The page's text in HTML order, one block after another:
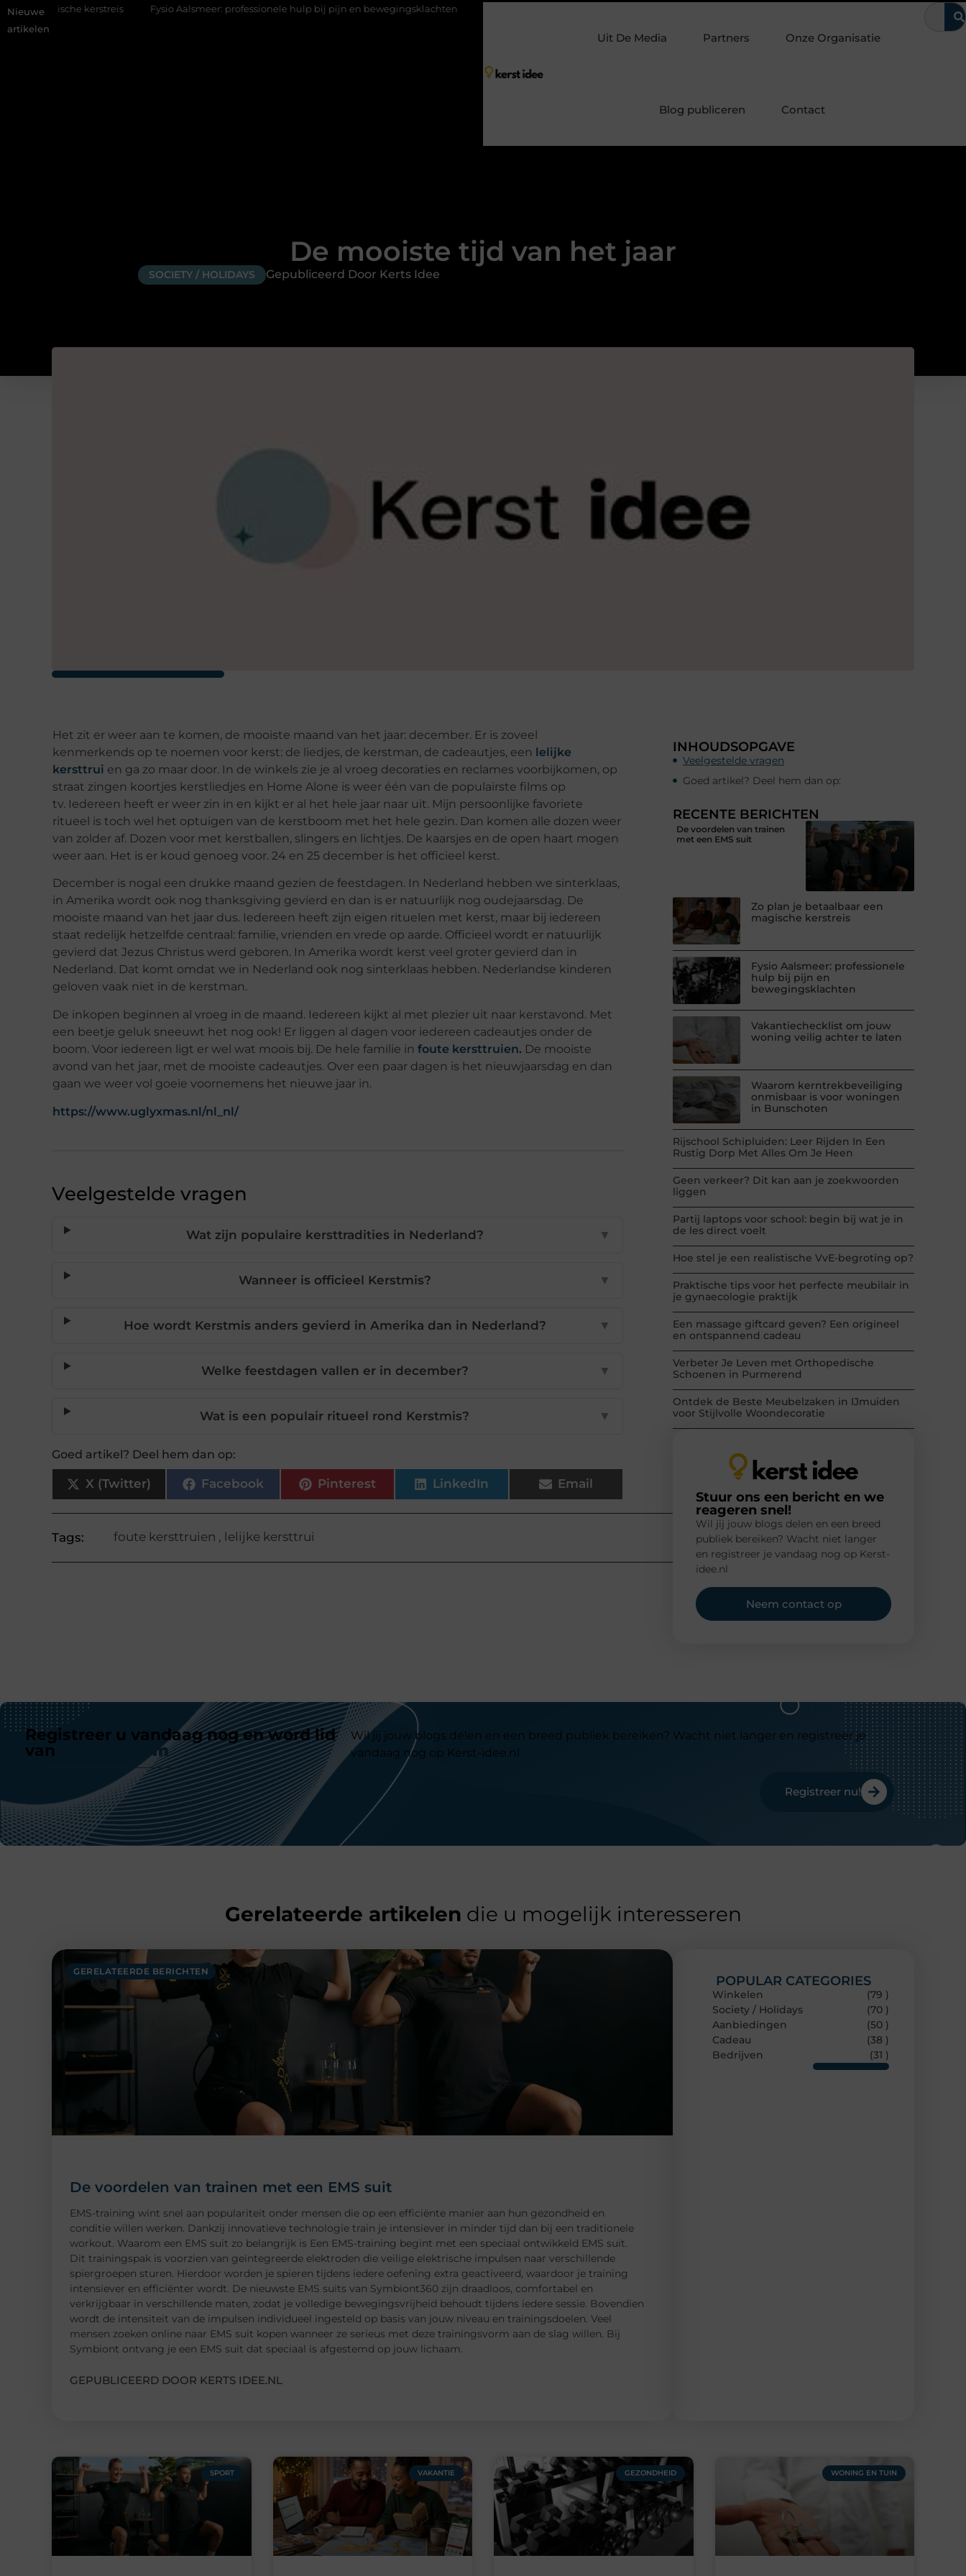
Nieuwe
artikelen
kerstreis Fysio Aalsmeer: professionele hulp bij pijn en bewegingsklachten Vakantiechecklist om jouw woning veilig achter te laten Waarom kerntrekbeveiliging onmisbaar is voor
Uit De Media Partners Onze Organisatie
Blog publiceren Contact
De mooiste tijd van het jaar
SOCIETY / HOLIDAYS Gepubliceerd Door Kerts Idee
Het zit er weer aan te komen, de mooiste maand van het jaar: december. Er is zoveel
kenmerkends op te noemen voor kerst: de liedjes, de kerstman, de cadeautjes, een lelijke
kersttrui en ga zo maar door. In de winkels zie je al vroeg decoraties en reclames voorbijkomen, op
straat zingen koortjes kerstliedjes en Home Alone is weer één van de populairste films op
tv. Iedereen heeft er weer zin in en kijkt er al het hele jaar naar uit. Mijn persoonlijke favoriete
ritueel is toch wel het optuigen van de kerstboom met het hele gezin. Dan komen alle dozen weer
van zolder af. Dozen voor met kerstballen, slingers en lichtjes. De kaarsjes en de open haart mogen
weer aan. Het is er koud genoeg voor. 24 en 25 december is het officieel kerst.
December is nogal een drukke maand gezien de feestdagen. In Nederland hebben we sinterklaas,
in Amerika wordt ook nog thanksgiving gevierd en dan is er natuurlijk nog oudejaarsdag. De
mooiste maand van het jaar dus. Iedereen heeft zijn eigen rituelen met kerst, maar bij iedereen
staat redelijk hetzelfde centraal: familie, vrienden en vrede op aarde. Officieel wordt er natuurlijk
gevierd dat Jezus Christus werd geboren. In Amerika wordt kerst veel groter gevierd dan in
Nederland. Dat komt omdat we in Nederland ook nog sinterklaas hebben. Nederlandse kinderen
geloven vaak niet in de kerstman.
De inkopen beginnen al vroeg in de maand. Iedereen kijkt al met plezier uit naar kerstavond. Met
een beetje geluk sneeuwt het nog ook! Er liggen al dagen voor iedereen cadeautjes onder de
boom. Voor iedereen ligt er wel wat moois bij. De hele familie in foute kersttruien. De mooiste
avond van het jaar, met de mooiste cadeautjes. Over een paar dagen is het nieuwjaarsdag en dan
gaan we weer vol goeie voornemens het nieuwe jaar in.
https://www.uglyxmas.nl/nl_nl/
Veelgestelde vragen
Wat zijn populaire kersttradities in Nederland? ▼
Wanneer is officieel Kerstmis? ▼
Hoe wordt Kerstmis anders gevierd in Amerika dan in Nederland? ▼
Welke feestdagen vallen er in december? ▼
Wat is een populair ritueel rond Kerstmis? ▼
Goed artikel? Deel hem dan op:
X (Twitter) Facebook Pinterest LinkedIn Email
Tags: foute kersttruien , lelijke kersttrui
INHOUDSOPGAVE
Veelgestelde vragen
Goed artikel? Deel hem dan op:
RECENTE BERICHTEN
De voordelen van trainen
met een EMS suit
Zo plan je betaalbaar een
magische kerstreis
Fysio Aalsmeer: professionele
hulp bij pijn en
bewegingsklachten
Vakantiechecklist om jouw
woning veilig achter te laten
Waarom kerntrekbeveiliging
onmisbaar is voor woningen
in Bunschoten
Rijschool Schipluiden: Leer Rijden In Een
Rustig Dorp Met Alles Om Je Heen
Geen verkeer? Dit kan aan je zoekwoorden
liggen
Partij laptops voor school: begin bij wat je in
de les direct voelt
Hoe stel je een realistische VvE-begroting op?
Praktische tips voor het perfecte meubilair in
je gynaecologie praktijk
Een massage giftcard geven? Een origineel
en ontspannend cadeau
Verbeter Je Leven met Orthopedische
Schoenen in Purmerend
Ontdek de Beste Meubelzaken in IJmuiden
voor Stijlvolle Woondecoratie
Stuur ons een bericht en we
reageren snel!
Wil jij jouw blogs delen en een breed
publiek bereiken? Wacht niet langer
en registreer je vandaag nog op Kerst-
idee.nl
Neem contact op
Registreer u vandaag nog en word lid
van
ons platform
Wil jij jouw blogs delen en een breed publiek bereiken? Wacht niet langer en registreer je
vandaag nog op Kerst-idee.nl
Registreer nu!
Gerelateerde artikelen die u mogelijk interesseren
GERELATEERDE BERICHTEN
De voordelen van trainen met een EMS suit
EMS-training wint snel aan populariteit onder mensen die op een efficiënte manier aan hun gezondheid en
conditie willen werken. Dankzij innovatieve technologie train je intensiever in minder tijd dan bij een traditionele
workout. Waarom een EMS suit zo belangrijk is Een EMS-training begint met een speciaal ontwikkeld EMS suit.
Dit trainingspak is voorzien van geïntegreerde elektroden die veilige elektrische impulsen naar verschillende
spiergroepen sturen. Hierdoor worden je spieren tijdens iedere oefening extra geactiveerd, waardoor je training
intensiever en efficiënter wordt. De nieuwste EMS suits van Symbiont360 zijn draadloos, comfortabel en
verkrijgbaar in verschillende maten, zodat je volledige bewegingsvrijheid behoudt tijdens iedere sessie. Bovendien
wordt de intensiteit van de impulsen individueel ingesteld op basis van jouw niveau en trainingsdoelen. Veel
mensen zoeken online naar EMS suit kopen wanneer ze serieus met deze trainingsvorm aan de slag willen. Bij
Symbiont ontvang je een EMS suit dat speciaal is afgestemd op jouw lichaam.
GEPUBLICEERD DOOR KERTS IDEE.NL
POPULAR CATEGORIES
Winkelen
(79 )
Society / Holidays
(70 )
Aanbiedingen
(50 )
Cadeau
(38 )
Bedrijven
(31 )
SPORT VAKANTIE GEZONDHEID WONING EN TUIN